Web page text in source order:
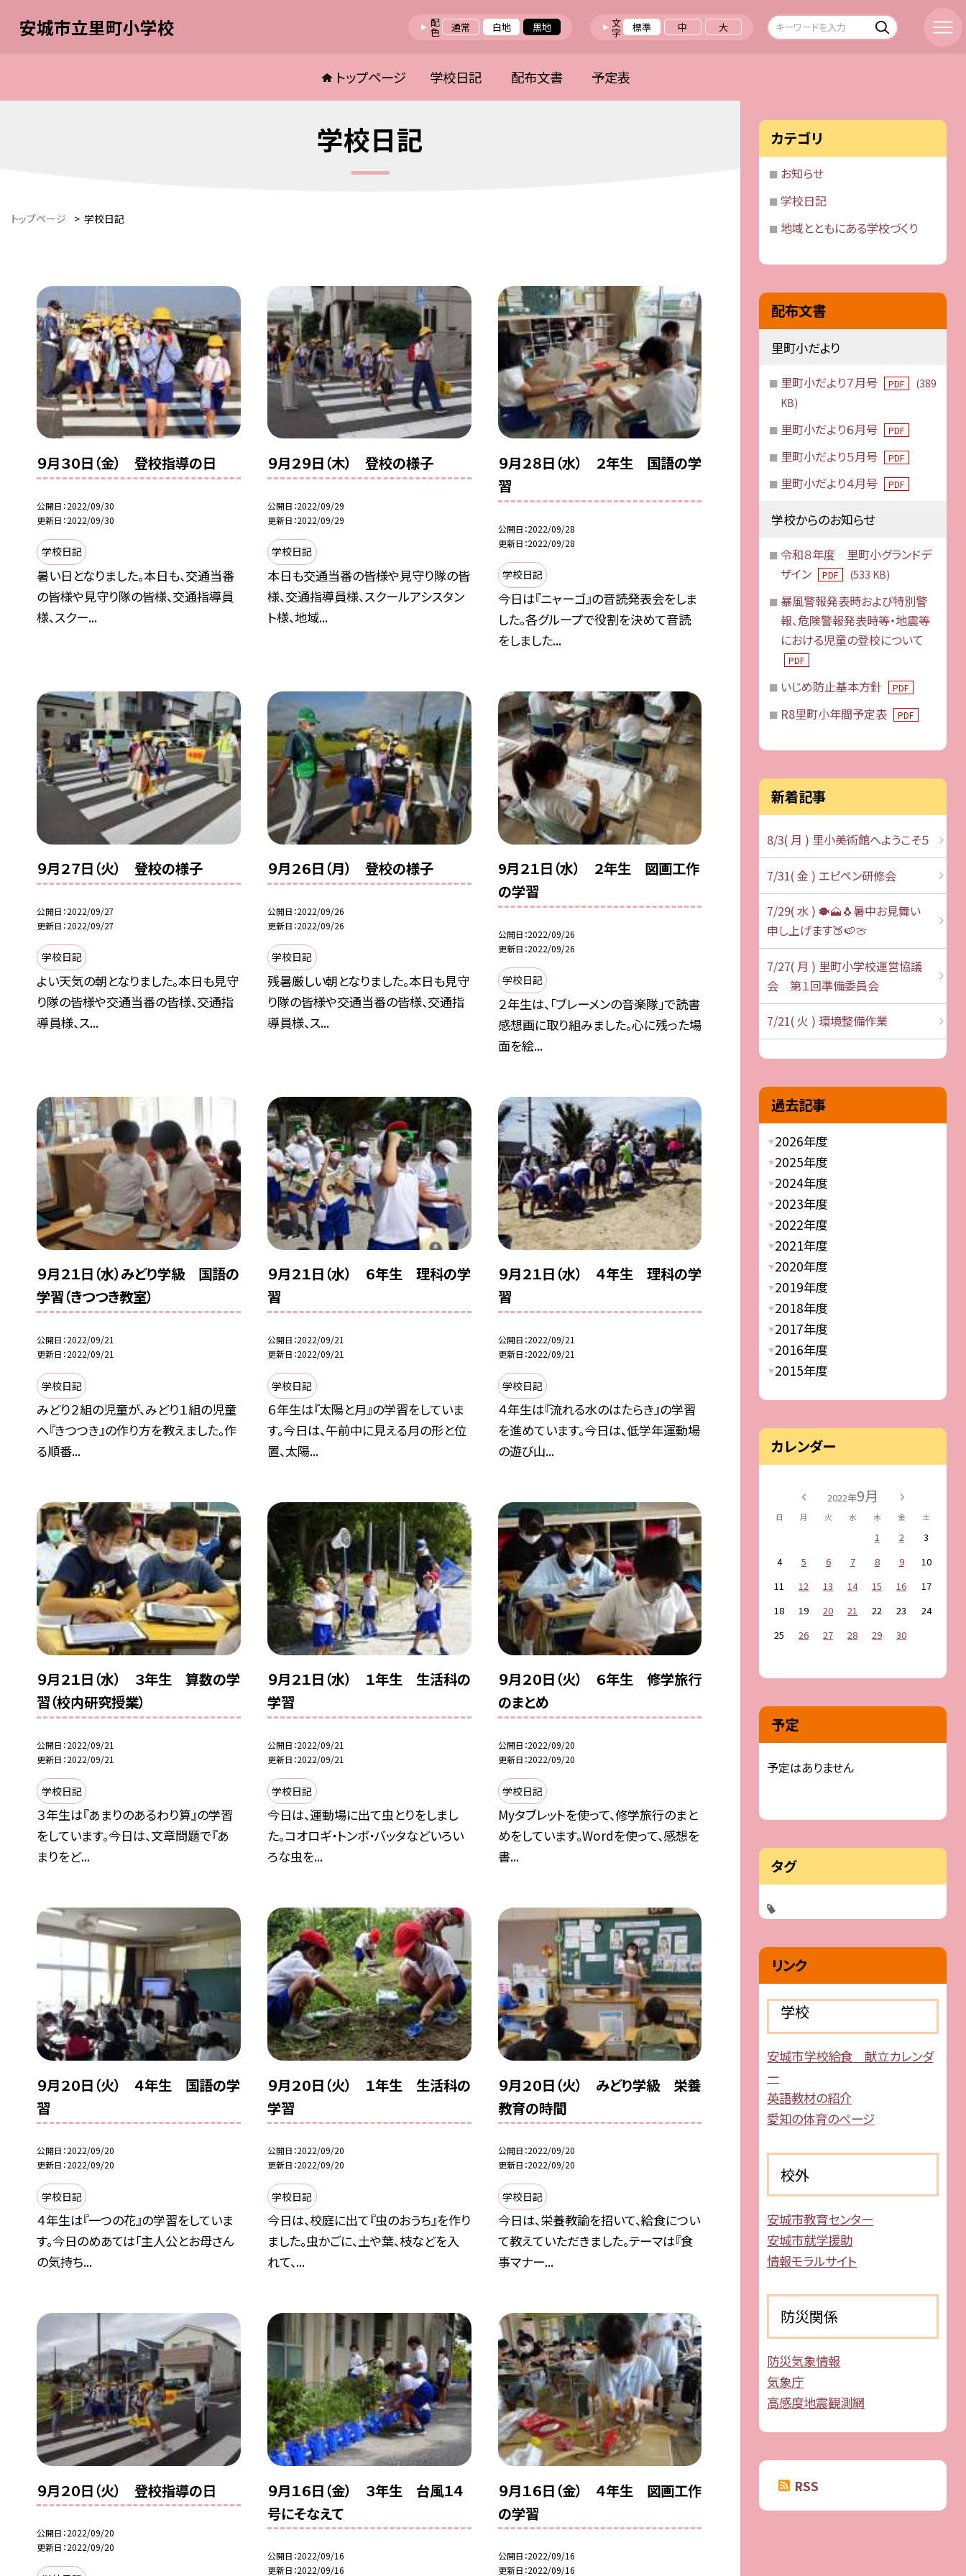
安城市立里町小学校 配色 通常 白地 黒地 文字 標準 中 大
トップページ 学校日記 配布文書 予定表
学校日記
トップページ > 学校日記
９月３０日（金） 登校指導の日
公開日 2022/09/30
更新日 2022/09/30
学校日記
暑い日となりました。本日も、交通当番
の皆様や見守り隊の皆様、交通指導員
様、スクー...
９月２９日（木） 登校の様子
公開日 2022/09/29
更新日 2022/09/29
学校日記
本日も交通当番の皆様や見守り隊の皆
様、交通指導員様、スクールアシスタン
ト様、地域...
９月２８日（水） ２年生 国語の学
習
公開日 2022/09/28
更新日 2022/09/28
学校日記
今日は『ニャーゴ』の音読発表会をしま
した。各グループで役割を決めて音読
をしました...
９月２７日（火） 登校の様子
公開日 2022/09/27
更新日 2022/09/27
学校日記
よい天気の朝となりました。本日も見守
り隊の皆様や交通当番の皆様、交通指
導員様、ス...
９月２６日（月） 登校の様子
公開日 2022/09/26
更新日 2022/09/26
学校日記
残暑厳しい朝となりました。本日も見守
り隊の皆様や交通当番の皆様、交通指
導員様、ス...
9月２１日（水） ２年生 図画工作
の学習
公開日 2022/09/26
更新日 2022/09/26
学校日記
２年生は、「ブレーメンの音楽隊」で読書
感想画に取り組みました。心に残った場
面を絵...
９月２１日（水）みどり学級 国語の
学習（きつつき教室）
公開日 2022/09/21
更新日 2022/09/21
学校日記
みどり２組の児童が、みどり１組の児童
へ『きつつき』の作り方を教えました。作
る順番...
９月２１日（水） ６年生 理科の学
習
公開日 2022/09/21
更新日 2022/09/21
学校日記
６年生は『太陽と月』の学習をしていま
す。今日は、午前中に見える月の形と位
置、太陽...
９月２１日（水） ４年生 理科の学
習
公開日 2022/09/21
更新日 2022/09/21
学校日記
４年生は『流れる水のはたらき』の学習
を進めています。今日は、低学年運動場
の遊び山...
９月２１日（水） ３年生 算数の学
習（校内研究授業）
公開日 2022/09/21
更新日 2022/09/21
学校日記
３年生は『あまりのあるわり算』の学習
をしています。今日は、文章問題で『あ
まりをど...
９月２１日（水） １年生 生活科の
学習
公開日 2022/09/21
更新日 2022/09/21
学校日記
今日は、運動場に出て虫とりをしまし
た。コオロギ・トンボ・バッタなどいろい
ろな虫を...
９月２０日（火） ６年生 修学旅行
のまとめ
公開日 2022/09/20
更新日 2022/09/20
学校日記
Myタブレットを使って、修学旅行のまと
めをしています。Wordを使って、感想を
書...
９月２０日（火） ４年生 国語の学
習
公開日 2022/09/20
更新日 2022/09/20
学校日記
４年生は『一つの花』の学習をしていま
す。今日のめあては「主人公とお母さん
の気持ち...
９月２０日（火） １年生 生活科の
学習
公開日 2022/09/20
更新日 2022/09/20
学校日記
今日は、校庭に出て『虫のおうち』を作り
ました。虫かごに、土や葉、枝などを入
れて、...
９月２０日（火） みどり学級 栄養
教育の時間
公開日 2022/09/20
更新日 2022/09/20
学校日記
今日は、栄養教諭を招いて、給食につい
て教えていただきました。テーマは『食
事マナー...
９月２０日（火） 登校指導の日
公開日 2022/09/20
更新日 2022/09/20
９月１６日（金） ３年生 台風１４
号にそなえて
公開日 2022/09/16
更新日 2022/09/16
９月１６日（金） ４年生 図画工作
の学習
公開日 2022/09/16
更新日 2022/09/16
カテゴリ
お知らせ
学校日記
地域とともにある学校づくり
配布文書
里町小だより
里町小だより７月号 PDF
(389
KB)
里町小だより６月号 PDF
里町小だより５月号 PDF
里町小だより４月号 PDF
学校からのお知らせ
令和８年度 里町小グランドデ
ザイン
PDF (533 KB)
暴風警報発表時および特別警
報、危険警報発表時等・地震等
における児童の登校について
PDF
いじめ防止基本方針 PDF
R8里町小年間予定表 PDF
新着記事
8/3( 月 ) 里小美術館へようこそ５
7/31( 金 ) エピペン研修会
7/29( 水 ) 🐡🗻🐧暑中お見舞い
申し上げます🍑🍉🍈
7/27( 月 ) 里町小学校運営協議
会 第１回準備委員会
7/21( 火 ) 環境整備作業
過去記事
2026年度
2025年度
2024年度
2023年度
2022年度
2021年度
2020年度
2019年度
2018年度
2017年度
2016年度
2015年度
カレンダー
2022年9月
日 月 火 水 木 金 土
1 2
3
4
5 6 7 8 9
10
11
12 13 14 15 16
17
18
19 20 21 22 23
24
25
26 27 28 29 30
予定
予定はありません
タグ
リンク
学校
安城市学校給食 献立カレンダ
ー
英語教材の紹介
愛知の体育のページ
校外
安城市教育センター
安城市就学援助
情報モラルサイト
防災関係
防災気象情報
気象庁
高感度地震観測網
RSS